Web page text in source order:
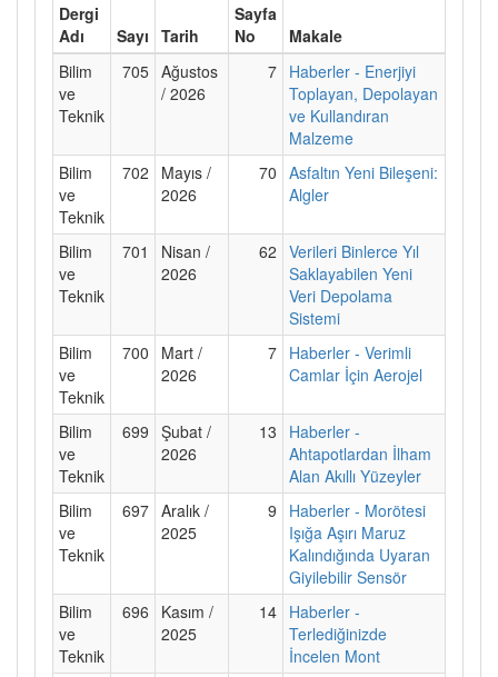
Dergi
Adı
Sayı Tarih
Sayfa
No
Makale
Bilim
ve
Teknik
705 Ağustos
/ 2026
7 Haberler - Enerjiyi
Toplayan, Depolayan
ve Kullandıran
Malzeme
Bilim
ve
Teknik
702
Mayıs /
2026
70 Asfaltın Yeni Bileşeni:
Algler
Bilim
ve
Teknik
701
Nisan /
2026
62 Verileri Binlerce Yıl
Saklayabilen Yeni
Veri Depolama
Sistemi
Bilim
ve
Teknik
700
Mart /
2026
7 Haberler - Verimli
Camlar İçin Aerojel
Bilim
ve
Teknik
699 Şubat /
2026
13
Haberler -
Ahtapotlardan İlham
Alan Akıllı Yüzeyler
Bilim
ve
Teknik
697 Aralık /
2025
9
Haberler - Morötesi
Işığa Aşırı Maruz
Kalındığında Uyaran
Giyilebilir Sensör
Bilim
ve
Teknik
696
Kasım /
2025
14 Haberler -
Terlediğinizde
İncelen Mont